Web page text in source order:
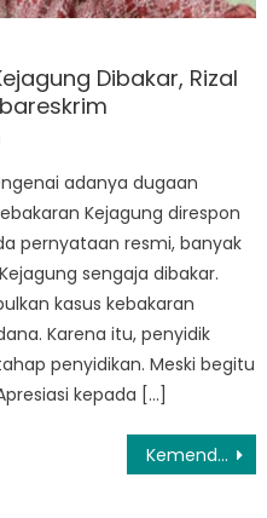
Dibakar, Rizal
adanya dugaan
Kejagung direspon
pernyataan resmi, banyak
sengaja dibakar.
kasus kebakaran
Karena itu, penyidik
penyidikan. Meski begitu
kepada […]
Kemendagri Gelontorkan Insentif Rp1 Triliun, Pemda Berprestasi Dipacu Berlomba Tingkatkan Kinerja